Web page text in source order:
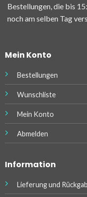
Mein Konto
Bestellungen
Wunschliste
Mein Konto
Abmelden
Information
Lieferung und
Bestellungen, die bis
noch am selben Tag